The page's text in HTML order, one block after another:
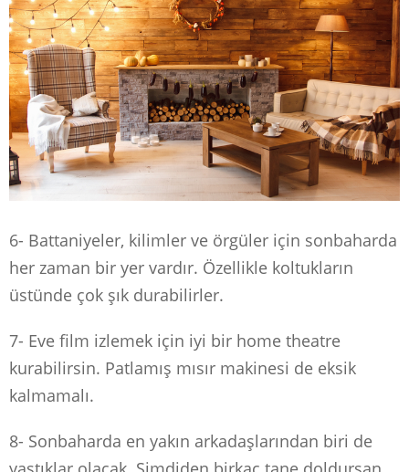
6- Battaniyeler, kilimler ve örgüler için sonbaharda
her zaman bir yer vardır. Özellikle koltukların
üstünde çok şık durabilirler.
7- Eve film izlemek için iyi bir home theatre
kurabilirsin. Patlamış mısır makinesi de eksik
kalmamalı.
8- Sonbaharda en yakın arkadaşlarından biri de